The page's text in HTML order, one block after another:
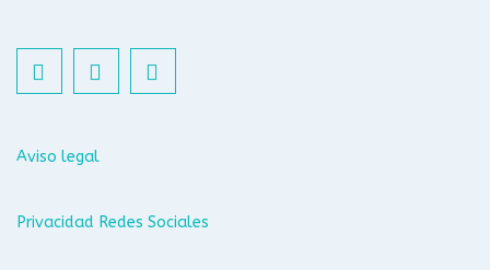
Aviso legal
Privacidad Redes Sociales